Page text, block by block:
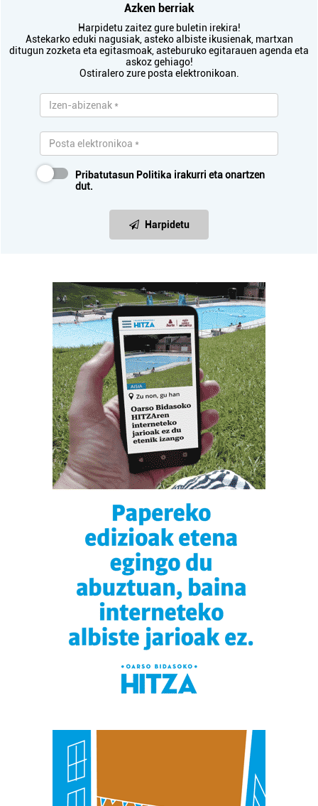
Azken berriak
Harpidetu zaitez gure buletin irekira!
Astekarko eduki nagusiak, asteko albiste ikusienak, martxan
ditugun zozketa eta egitasmoak, asteburuko egitarauen agenda eta
askoz gehiago!
Ostiralero zure posta elektronikoan.
Pribatutasun Politika irakurri eta onartzen
dut.
Harpidetu